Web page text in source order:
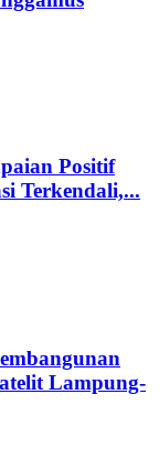
Positif
Terkendali,...
Lampung-